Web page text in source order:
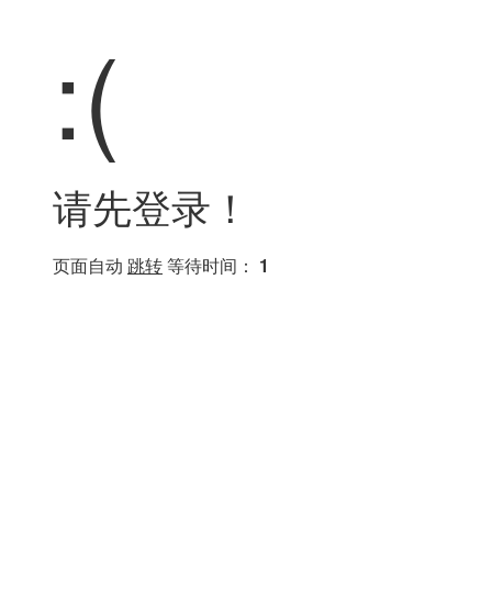
:(
请先登录！
页面自动 跳转等待时间： 1